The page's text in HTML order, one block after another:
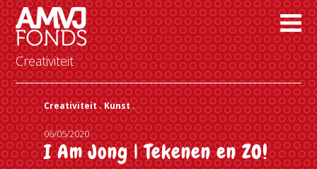
Creativiteit
Creativiteit .Kunst .
06/05/2020
I Am Jong | Tekenen en ZO!